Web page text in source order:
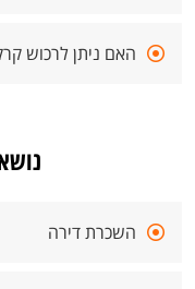
האם ניתן לרכוש
השכרת דירה